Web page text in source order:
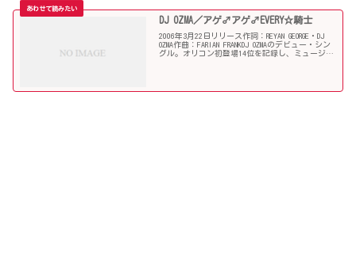
DJ OZMA／アゲ♂アゲ♂EVERY☆騎士
2006年3月22日リリース作詞：REYAN GEORGE・DJ
OZMA作曲：FARIAN FRANKDJ OZMAのデビュー・シン
グル。オリコン初登場14位を記録し、ミュージッ